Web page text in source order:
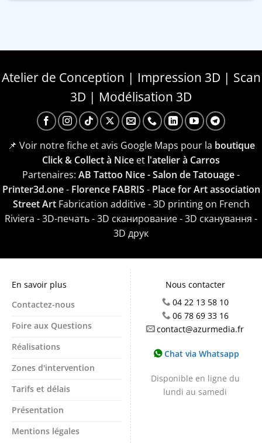
Atelier de Conception | Impression 3D | Scan
3D | Modélisation 3D
📌 Voir notre fiche et avis Google Maps pour la boutique
Click & Collect à Nice et l'atelier à Carros
Partenaires: AB Tattoo Nice - Salon de Tatouage-
Printer3d.one- Florence FABRIS - Place for Art association
Street ArtFabrication additive - 3D printing on French
Riviera - 3D-печать - 3D сканирование - 3D сканування -
3D друк
En savoir plus
Contactez-nous
Foire aux Questions
Réalisations
Zones d'intervention
Tarifs et délais
Présentation
Mentions légales
Nous contacter
04 22 13 58 10
06 78 69 33 16
contact@azurmedia.fr
Chat via Whatsapp
Disponible en ligne du
lundi au samedi